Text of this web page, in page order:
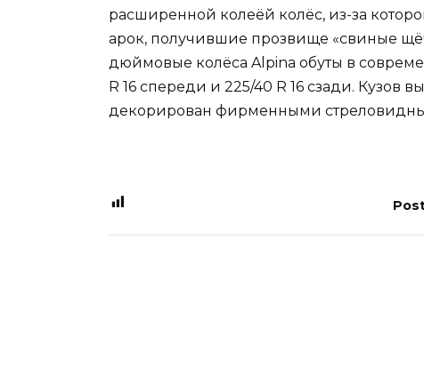
расширенной колеёй колёс, из-за
арок, получившие прозвище «свиные
дюймовые колёса Alpina обуты в
R 16 спереди и 225/40 R 16 сзади. Кузов
декорирован фирменными